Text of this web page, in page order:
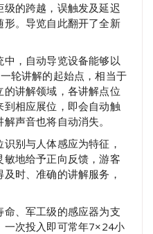
的跨越，误触发及延迟
。导览自此翻开了全新
，自动导览设备能够以
轮讲解的起始点，相当于
讲解领域，各讲解点位
相应展位，即会自动触
声音也将自动消失。
别与人体感应为特征，
地给予正向反馈，游客
时、准确的讲解服务，
、军工级的感应器为支
一次投入即可常年7×24小